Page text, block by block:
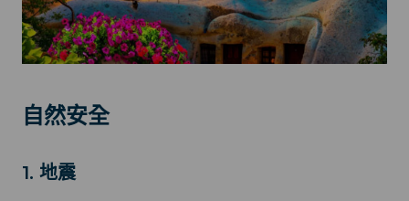
自然安全
1. 地震